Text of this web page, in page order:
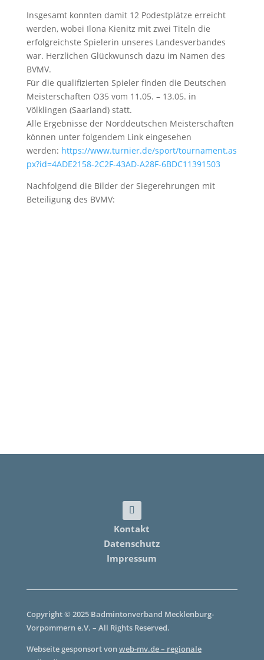
Insgesamt konnten damit 12 Podestplätze erreicht
werden, wobei Ilona Kienitz mit zwei Titeln die
erfolgreichste Spielerin unseres Landesverbandes
war. Herzlichen Glückwunsch dazu im Namen des
BVMV.
Für die qualifizierten Spieler finden die Deutschen
Meisterschaften O35 vom 11.05. – 13.05. in
Völklingen (Saarland) statt.
Alle Ergebnisse der Norddeutschen Meisterschaften
können unter folgendem Link eingesehen
werden: https://www.turnier.de/sport/tournament.as
px?id=4ADE2158-2C2F-43AD-A28F-6BDC11391503
Nachfolgend die Bilder der Siegerehrungen mit
Beteiligung des BVMV:
Kontakt
Datenschutz
Impressum
Copyright © 2025 Badmintonverband Mecklenburg-
Vorpommern e.V. – All Rights Reserved.
Webseite gesponsort vonweb-mv.de – regionale